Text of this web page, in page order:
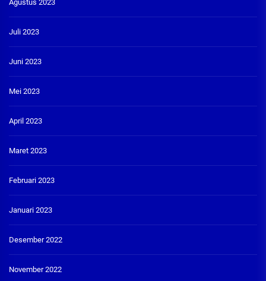
Agustus 2023
Juli 2023
Juni 2023
Mei 2023
April 2023
Maret 2023
Februari 2023
Januari 2023
Desember 2022
November 2022